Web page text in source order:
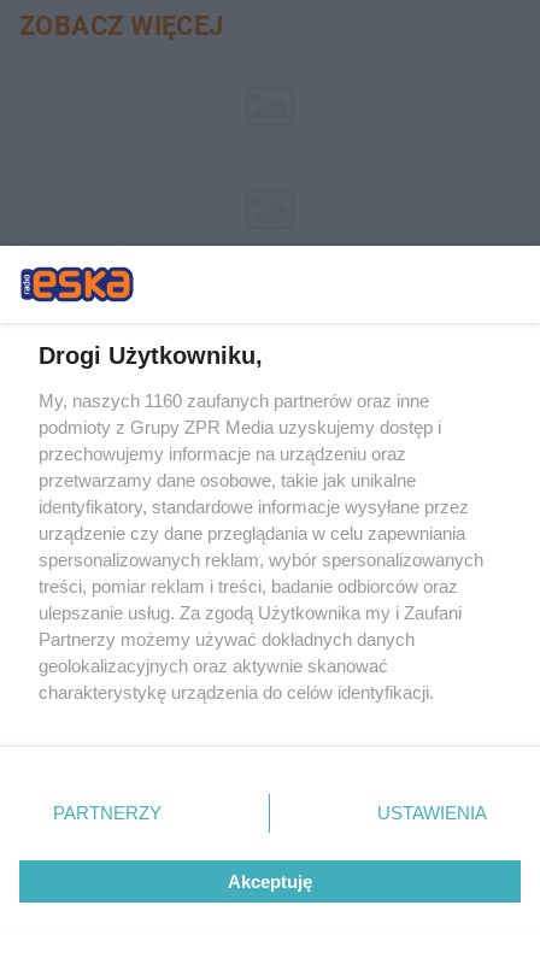
ZOBACZ WIĘCEJ
Internecie bez pisemnej zgody właściciela praw. Jakiekolwiek użycie lub
wykorzystanie utworów w całości lub w części z naruszeniem prawa,
ścigane prawnie.
Drogi Użytkowniku,
My, naszych 1160 zaufanych partnerów oraz inne
podmioty z Grupy ZPR Media uzyskujemy dostęp i
przechowujemy informacje na urządzeniu oraz
przetwarzamy dane osobowe, takie jak unikalne
identyfikatory, standardowe informacje wysyłane przez
urządzenie czy dane przeglądania w celu zapewniania
spersonalizowanych reklam, wybór spersonalizowanych
treści, pomiar reklam i treści, badanie odbiorców oraz
ulepszanie usług. Za zgodą Użytkownika my i Zaufani
Partnerzy możemy używać dokładnych danych
geolokalizacyjnych oraz aktywnie skanować
charakterystykę urządzenia do celów identyfikacji.
zmienić/wycofać klikając przycisk ustawień prywatności
znajdujący się w lewym dolnym rogu strony
rodzaje przetwarzania danych nie wymagają zgody
użytkownika, ale masz prawo sprzeciwić się takiemu
przetwarzaniu. Preferencje będą miały zastosowanie tylko
PARTNERZY USTAWIENIA
Akceptuję